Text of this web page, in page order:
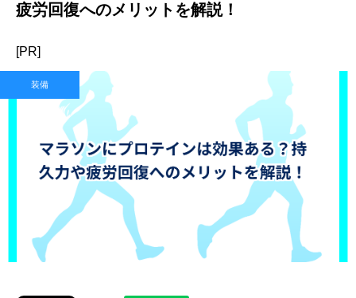
疲労回復へのメリットを解説！
[PR]
装備